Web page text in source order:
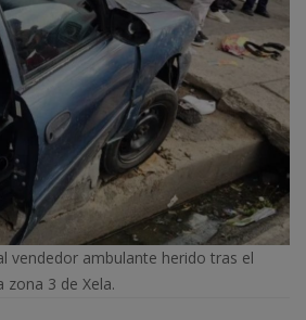
vendedor ambulante herido tras el
zona 3 de Xela.